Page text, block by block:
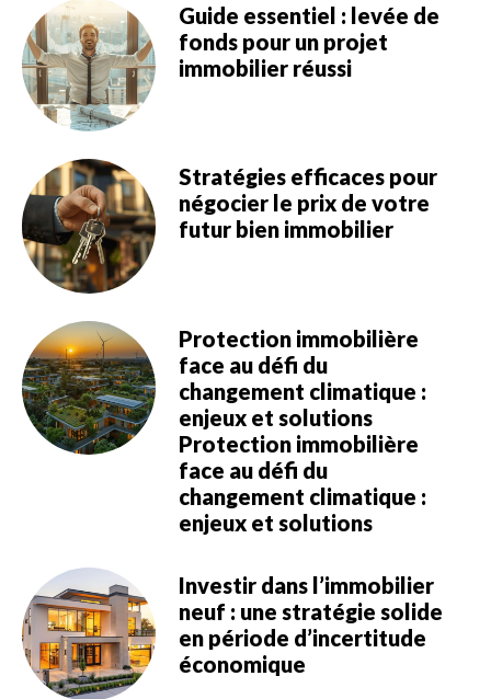
Guide essentiel : levée de
fonds pour un projet
immobilier réussi
Stratégies efficaces pour
négocier le prix de votre
futur bien immobilier
Protection immobilière
face au défi du
changement climatique :
enjeux et solutions
Protection immobilière
face au défi du
changement climatique :
enjeux et solutions
Investir dans l’immobilier
neuf : une stratégie solide
en période d’incertitude
économique